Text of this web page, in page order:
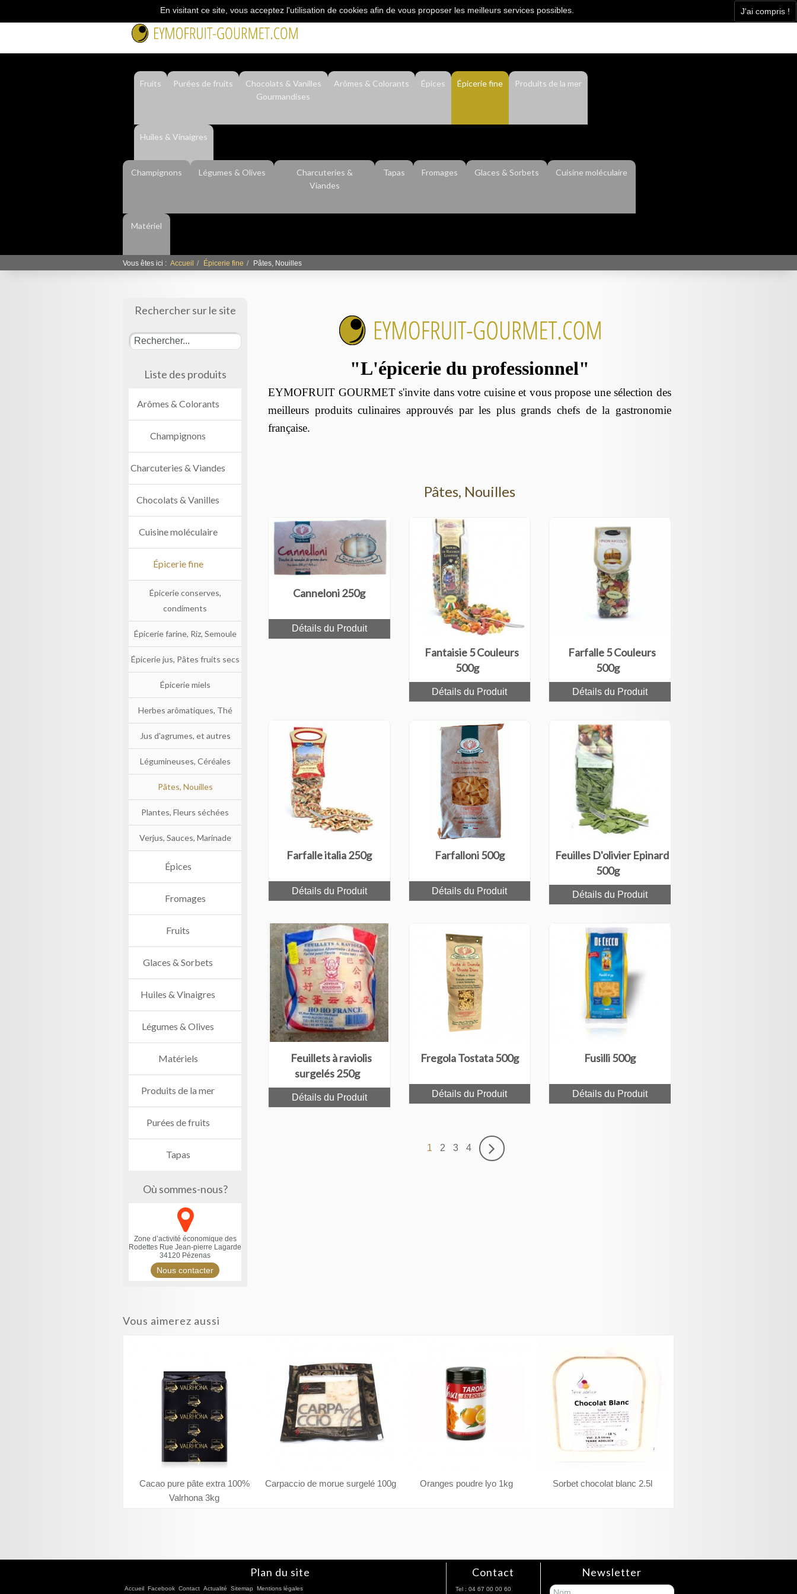
En visitant ce site, vous acceptez l'utilisation de cookies afin de vous proposer les meilleurs services possibles. J'ai compris !
Fruits Purées de fruits
Chocolats & Vanilles
Gourmandises
Arômes & Colorants Épices Épicerie fine Produits de la mer
Huiles & Vinaigres
Champignons Légumes & Olives
Charcuteries &
Viandes
Tapas Fromages Glaces & Sorbets Cuisine moléculaire
Matériel
Vous êtes ici : Accueil Épicerie fine Pâtes, Nouilles
"L'épicerie du professionnel"
EYMOFRUIT GOURMET s'invite dans votre cuisine et vous propose une sélection des
meilleurs produits culinaires approuvés par les plus grands chefs de la gastronomie
française.
Pâtes, Nouilles
Canneloni 250g
Détails du Produit
Fantaisie 5 Couleurs
500g
Détails du Produit
Farfalle 5 Couleurs
500g
Détails du Produit
Farfalle italia 250g
Détails du Produit
Farfalloni 500g
Détails du Produit
Feuilles D'olivier Epinard
500g
Détails du Produit
Feuillets à raviolis
surgelés 250g
Détails du Produit
Fregola Tostata 500g
Détails du Produit
Fusilli 500g
Détails du Produit
1 2 3 4
Rechercher sur le site
Liste des produits
Arômes & Colorants
Champignons
Charcuteries & Viandes
Chocolats & Vanilles
Cuisine moléculaire
Épicerie fine
Épicerie conserves,
condiments
Épicerie farine, Riz, Semoule
Épicerie jus, Pâtes fruits secs
Épicerie miels
Herbes arômatiques, Thé
Jus d'agrumes, et autres
Légumineuses, Céréales
Pâtes, Nouilles
Plantes, Fleurs séchées
Verjus, Sauces, Marinade
Épices
Fromages
Fruits
Glaces & Sorbets
Huiles & Vinaigres
Légumes & Olives
Matériels
Produits de la mer
Purées de fruits
Tapas
Où sommes-nous?
Zone d’activité économique des
Rodettes Rue Jean-pierre Lagarde
34120 Pézenas
Nous contacter
Vous aimerez aussi
Cacao pure pâte extra 100%
Valrhona 3kg
Carpaccio de morue surgelé 100g Oranges poudre lyo 1kg Sorbet chocolat blanc 2.5l
Plan du site
Accueil Facebook Contact Actualité Sitemap Mentions légales
Contact
Tel : 04 67 00 00 60
Newsletter